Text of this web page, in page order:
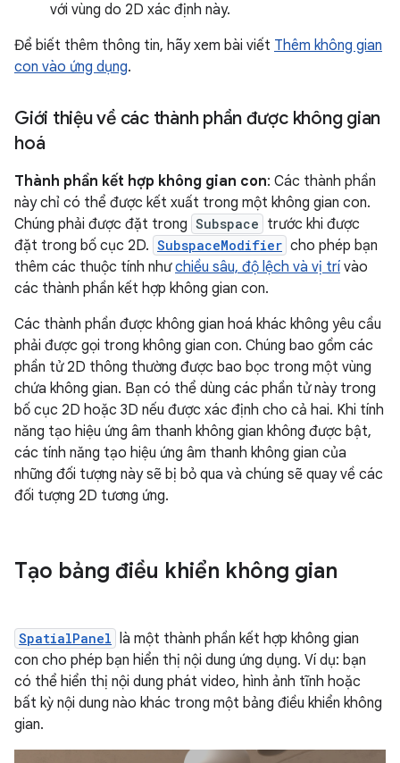
với vùng do 2D xác định này.
Để biết thêm thông tin, hãy xem bài viết Thêm không gian
con vào ứng dụng.
Giới thiệu về các thành phần được không gian
hoá
Thành phần kết hợp không gian con: Các thành phần
này chỉ có thể được kết xuất trong một không gian con.
Chúng phải được đặt trong Subspace trước khi được
đặt trong bố cục 2D. SubspaceModifier cho phép bạn
thêm các thuộc tính nhưchiều sâu, độ lệch và vị trí vào
các thành phần kết hợp không gian con.
Các thành phần được không gian hoá khác không yêu cầu
phải được gọi trong không gian con. Chúng bao gồm các
phần tử 2D thông thường được bao bọc trong một vùng
chứa không gian. Bạn có thể dùng các phần tử này trong
bố cục 2D hoặc 3D nếu được xác định cho cả hai. Khi tính
năng tạo hiệu ứng âm thanh không gian không được bật,
các tính năng tạo hiệu ứng âm thanh không gian của
những đối tượng này sẽ bị bỏ qua và chúng sẽ quay về các
đối tượng 2D tương ứng.
Tạo bảng điều khiển không gian
SpatialPanel là một thành phần kết hợp không gian
con cho phép bạn hiển thị nội dung ứng dụng. Ví dụ: bạn
có thể hiển thị nội dung phát video, hình ảnh tĩnh hoặc
bất kỳ nội dung nào khác trong một bảng điều khiển không
gian.